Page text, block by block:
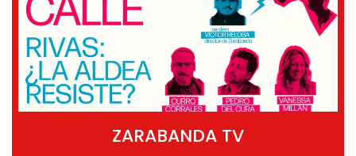
ZARABANDA TV